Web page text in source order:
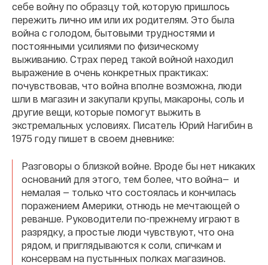
себе войну по образцу той, которую пришлось
пережить лично им или их родителям. Это была
война с голодом, бытовыми трудностями и
постоянными усилиями по физическому
выживанию. Страх перед такой войной находил
выражение в очень конкретных практиках:
почувствовав, что война вполне возможна, люди
шли в магазин и закупали крупы, макароны, соль и
другие вещи, которые помогут выжить в
экстремальных условиях. Писатель Юрий Нагибин в
1975 году пишет в своем дневнике:
Разговоры о близкой войне. Вроде бы нет никаких
оснований для этого, тем более, что война— и
немалая — только что состоялась и кончилась
поражением Америки, отнюдь не мечтающей о
реванше. Руководители по-прежнему играют в
разрядку, а простые люди чувствуют, что она
рядом, и приглядываются к соли, спичкам и
консервам на пустынных полках магазинов.